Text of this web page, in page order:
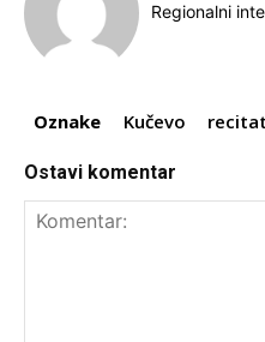
Regionalni
Oznake Kučevo
Ostavi komentar